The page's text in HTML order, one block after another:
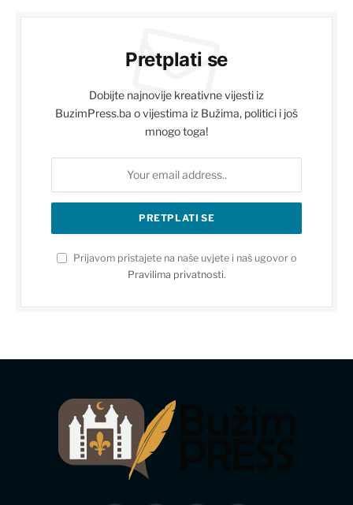
Pretplati se
Dobijte najnovije kreativne vijesti iz
BuzimPress.ba o vijestima iz Bužima, politici i još
mnogo toga!
Prijavom pristajete na naše uvjete i naš ugovor o
Pravilima privatnosti.